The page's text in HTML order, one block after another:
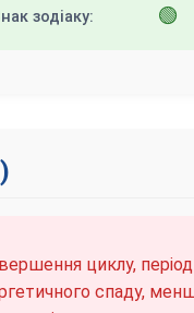
зодіаку: 🟢
циклу, період
спаду,